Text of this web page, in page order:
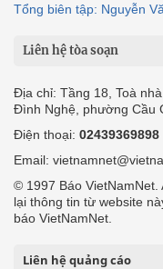
Tổng biên tập: Nguyễn
Liên hệ tòa soạn
Địa chỉ: Tầng 18, Toà
Đình Nghệ, phường Cầu
Điện thoại: 02439369898
Email:
© 1997 Báo
lại thông tin từ website
báo VietNamNet.
Liên hệ quảng cáo